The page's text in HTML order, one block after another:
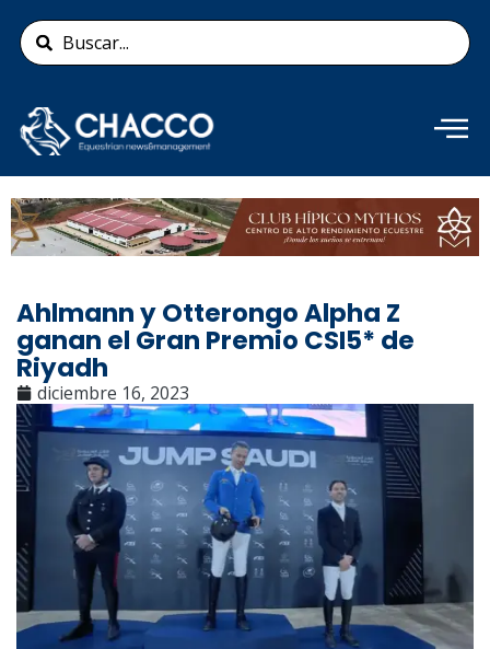
contenido
Search
...
Añade aquí tu texto de
cabecera
Ahlmann y Otterongo Alpha Z
ganan el Gran Premio CSI5* de
Riyadh
diciembre 16, 2023